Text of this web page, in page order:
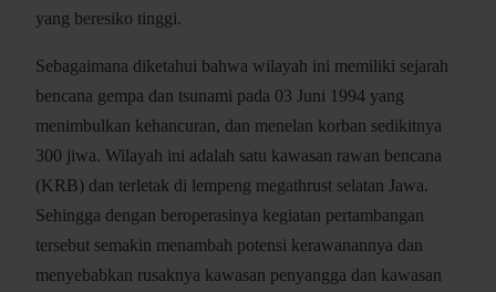
yang beresiko tinggi.
Sebagaimana diketahui bahwa wilayah ini memiliki sejarah
bencana gempa dan tsunami pada 03 Juni 1994 yang
menimbulkan kehancuran, dan menelan korban sedikitnya
300 jiwa. Wilayah ini adalah satu kawasan rawan bencana
(KRB) dan terletak di lempeng megathrust selatan Jawa.
Sehingga dengan beroperasinya kegiatan pertambangan
tersebut semakin menambah potensi kerawanannya dan
menyebabkan rusaknya kawasan penyangga dan kawasan